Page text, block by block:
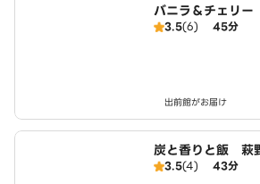
バニラ＆チェリ
3.5(6) 45分
出前館がお届け
炭と香りと飯 萩
3.5(4) 43分